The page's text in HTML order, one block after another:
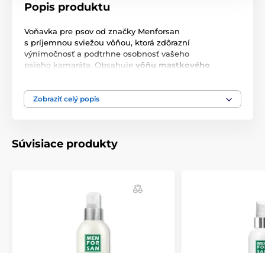
Popis produktu
Voňavka pre psov od značky Menforsan
s príjemnou sviežou vôňou, ktorá zdôrazní
výnimočnosť a podtrhne osobnosť vašeho
psieho kamaráta. Obsahuje vôňu mastkového
účinok,takže srsť vašeho psa vydrží dlho voňavá.
Naviac je veľmi šetrná k citlivej psej pokožke a
Objem: 125 ml
predchádzajúceho upozornenia. Obrázky majú len
ilustračný charakter.
Produkt je zaradený v kategóriách
Zobraziť celý popis
Súvisiace produkty